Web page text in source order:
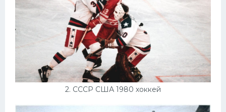
2. СССР США 1980 хоккей
Тренажеры
Интерьеры квартир